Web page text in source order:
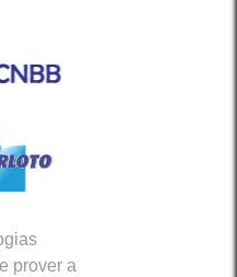
prover a
Redes Sociais